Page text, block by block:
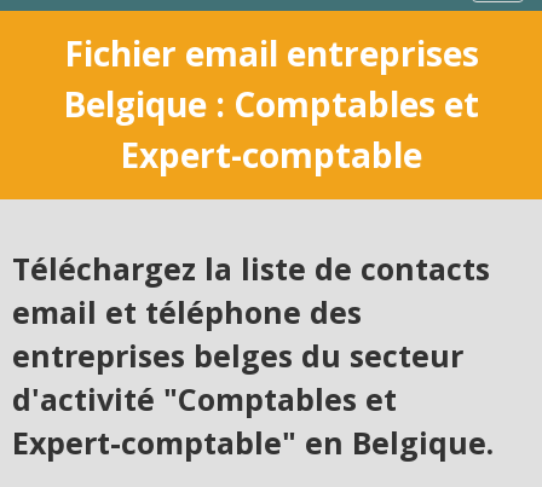
Fichier email entreprises
Belgique : Comptables et
Expert-comptable
Téléchargez la liste de contacts
email et téléphone des
entreprises belges du secteur
d'activité "Comptables et
Expert-comptable" en Belgique.